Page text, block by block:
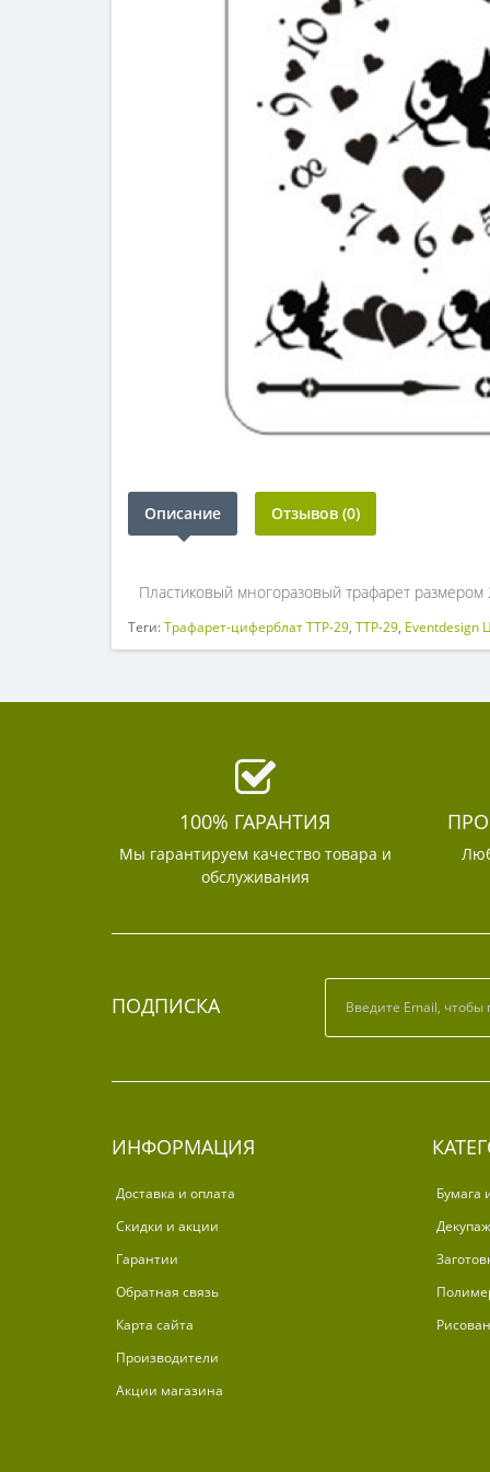
Описание Отзывов (0)
Пластиковый многоразовый трафарет размером
Теги:Трафарет-циферблат ТТР-29, ТТР-29, Eventdesign
100% ГАРАНТИЯ
Мы гарантируем качество товара и
обслуживания
ПОДПИСКА
ИНФОРМАЦИЯ
Доставка и оплата
Скидки и акции
Гарантии
Обратная связь
Карта сайта
Производители
Акции магазина
Бумага
Декупаж